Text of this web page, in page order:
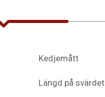
Kedjemått
Längd på svärdet